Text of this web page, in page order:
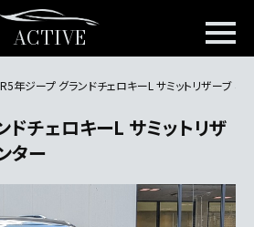
ACTIVE
R5年ジープ グランドチェロキーL サミットリザーブ
ドチェロキーL サミットリザ
ター